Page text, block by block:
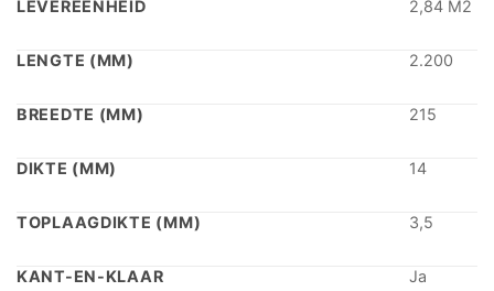
LEVEREENHEID 2,84 M2
LENGTE (MM) 2.200
BREEDTE (MM) 215
DIKTE (MM) 14
TOPLAAGDIKTE (MM) 3,5
KANT-EN-KLAAR Ja